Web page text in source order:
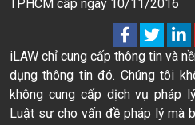
TPHCM cấp ngày 10/11/2016
iLAW chỉ cung cấp thông tin và
dụng thông tin đó. Chúng tôi
không cung cấp dịch vụ pháp
Luật sư cho vấn đề pháp lý mà